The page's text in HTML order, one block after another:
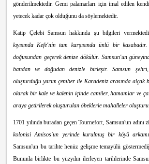
gönderilmektedir. Gemi palamarları için imal edilen
yetecek kadar çok olduğunu da söylemektedir.
Katip Çelebi Samsun hakkında şu bilgileri
kıyısında Kefe'nin tam karşısında ünlü bir
doğusundan geçerek denize dökülür. Samsun'un
batıdan ve doğudan denizle birleşir. Samsun
oluşturduğu yarım çember ile Karadeniz arasında alçak
olarak bir kale ve kalenin içinde camiler, hamamlar ve
araya getirilerek oluşturulan öbeklerle mahalleler
1701 yılında buradan geçen Tournefort, Samsun'un adını
kolonisi Amisos'un yerinde kurulmuş bir köyü
Samsun'un bu tarihte henüz gelişme temayülü
Bununla birlikte bu yüzyılın ilerleyen tarihlerinde